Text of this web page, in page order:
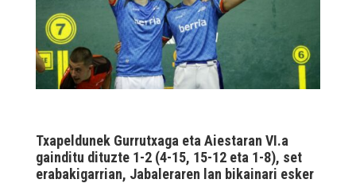
Txapeldunek Gurrutxaga eta Aiestaran VI.a
gainditu dituzte 1-2 (4-15, 15-12 eta 1-8), set
erabakigarrian, Jabaleraren lan bikainari esker